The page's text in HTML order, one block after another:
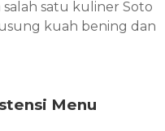
satu kuliner Soto
kuah bening dan
Menu